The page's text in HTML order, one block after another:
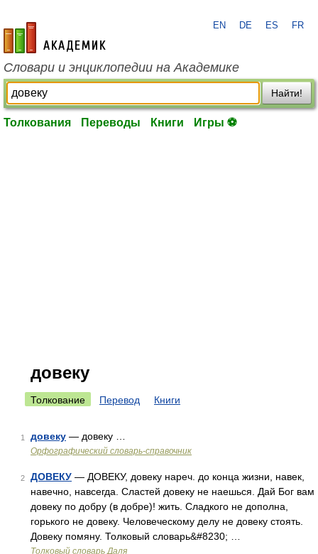
academic.ru
EN DE ES FR
Словари и энциклопедии на Академике
Найти!
Толкования Переводы Книги Игры ⚽
довеку
Толкование Перевод Книги
1 довеку — довеку …
Орфографический словарь-справочник
2 ДОВЕКУ — ДОВЕКУ, довеку нареч. до конца жизни, навек,
навечно, навсегда. Сластей довеку не наешься. Дай Бог вам
довеку по добру (в добре)! жить. Сладкого не дополна,
горького не довеку. Человеческому делу не довеку стоять.
Довеку помяну. Толковый словарь&#8230; …
Толковый словарь Даля